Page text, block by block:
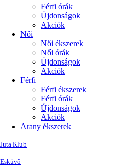
Férfi órák
Újdonságok
Akciók
Női
Női ékszerek
Női órák
Újdonságok
Akciók
Férfi
Férfi ékszerek
Férfi órák
Újdonságok
Akciók
Arany ékszerek
Juta Klub
Esküvő